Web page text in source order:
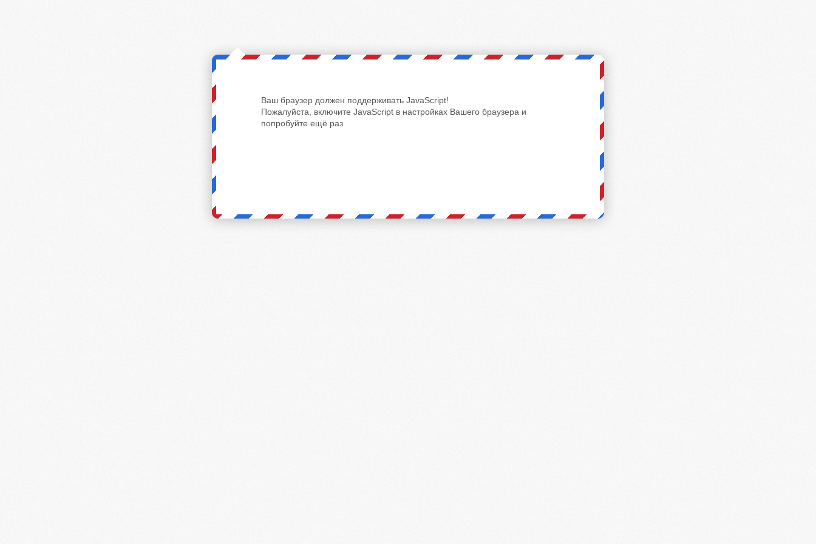
Ваш браузер должен поддерживать JavaScript!
Пожалуйста, включите JavaScript в настройках Вашего браузера и
попробуйте ещё раз